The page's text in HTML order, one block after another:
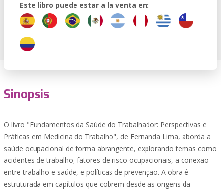
Este libro puede estar a la venta en:
Sinopsis
O livro "Fundamentos da Saúde do Trabalhador: Perspectivas e
Práticas em Medicina do Trabalho", de Fernanda Lima, aborda a
saúde ocupacional de forma abrangente, explorando temas como
acidentes de trabalho, fatores de risco ocupacionais, a conexão
entre trabalho e saúde, e políticas de prevenção. A obra é
estruturada em capítulos que cobrem desde as origens da